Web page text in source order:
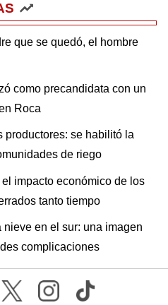
que se quedó, el hombre
como precandidata con un
Roca
productores: se habilitó la
de riego
impacto económico de los
tanto tiempo
nieve en el sur: una imagen
complicaciones